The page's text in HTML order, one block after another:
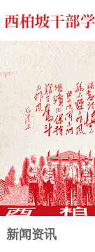
新闻资讯